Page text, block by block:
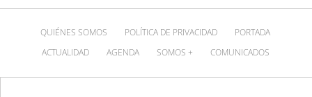
QUIÉNES SOMOS POLÍTICA DE PRIVACIDAD
PORTADA
ACTUALIDAD
AGENDA SOMOS + COMUNICADOS